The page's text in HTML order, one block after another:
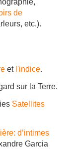
de
etc.).
et l'indice.
sur la Terre.
Satellites
d’intimes
Garcia